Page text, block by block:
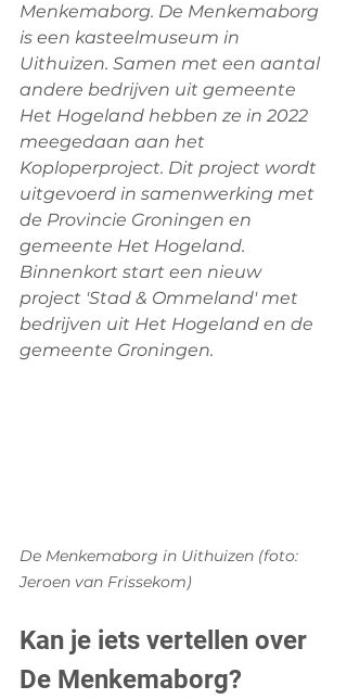
Menkemaborg. De Menkemaborg
is een kasteelmuseum in
Uithuizen. Samen met een aantal
andere bedrijven uit gemeente
Het Hogeland hebben ze in 2022
meegedaan aan het
Koploperproject. Dit project wordt
uitgevoerd in samenwerking met
de Provincie Groningen en
gemeente Het Hogeland.
Binnenkort start een nieuw
project 'Stad & Ommeland' met
bedrijven uit Het Hogeland en de
gemeente Groningen.
De Menkemaborg in Uithuizen (foto:
Jeroen van Frissekom)
Kan je iets vertellen over
De Menkemaborg?